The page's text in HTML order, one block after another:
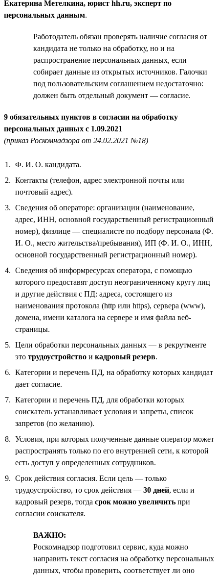
Екатерина Метелкина, юрист hh.ru, эксперт по
персональных данным.
Работодатель обязан проверять наличие согласия от
кандидата не только на обработку, но и на
распространение персональных данных, если
собирает данные из открытых источников. Галочки
под пользовательским соглашением недостаточно:
должен быть отдельный документ — согласие.
9 обязательных пунктов в согласии на обработку
персональных данных с 1.09.2021
(приказ Роскомнадзора от 24.02.2021 №18)
Ф. И. О. кандидата.
Контакты (телефон, адрес электронной почты или
почтовый адрес).
Сведения об операторе: организации (наименование,
адрес, ИНН, основной государственный регистрационный
номер), физлице — специалисте по подбору персонала (Ф.
И. О., место жительства/пребывания), ИП (Ф. И. О., ИНН,
основной государственный регистрационный номер).
Сведения об информресурсах оператора, с помощью
которого предоставят доступ неограниченному кругу лиц
и другие действия с ПД: адреса, состоящего из
наименования протокола (http или https), сервера (www),
домена, имени каталога на сервере и имя файла веб-
страницы.
Цели обработки персональных данных — в рекрутменте
это трудоустройство и кадровый резерв.
Категории и перечень ПД, на обработку которых кандидат
дает согласие.
Категории и перечень ПД, для обработки которых
соискатель устанавливает условия и запреты, список
запретов (по желанию).
Условия, при которых полученные данные оператор может
распространять только по его внутренней сети, к которой
есть доступ у определенных сотрудников.
Срок действия согласия. Если цель — только
трудоустройство, то срок действия — 30 дней, если и
кадровый резерв, тогда срок можно увеличить при
согласии соискателя.
ВАЖНО:
Роскомнадзор подготовил сервис, куда можно
направить текст согласия на обработку персональных
данных, чтобы проверить, соответствует ли оно